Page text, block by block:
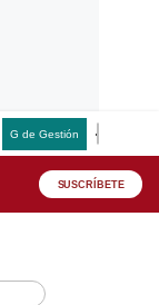
G de Gestión
SUSCRÍBETE